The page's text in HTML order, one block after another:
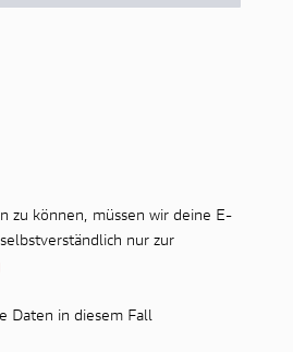
zu können, müssen wir deine E-
nur zur
Daten in diesem Fall